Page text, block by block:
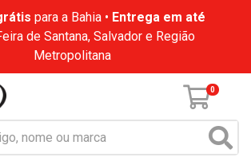
para a Bahia • Entrega em até
de Santana, Salvador e Região
Metropolitana
0